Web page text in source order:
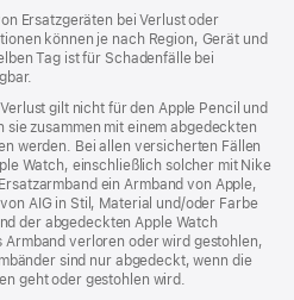
Ersatzgeräten bei Verlust oder
können je nach Region, Gerät und
Tag ist für Schadenfälle bei
gilt nicht für den Apple Pencil und
zusammen mit einem abgedeckten
werden. Bei allen versicherten Fällen
Watch, einschließlich solcher mit Nike
ein Armband von Apple,
AIG in Stil, Material und/oder Farbe
der abgedeckten Apple Watch
verloren oder wird gestohlen,
sind nur abgedeckt, wenn die
geht oder gestohlen wird.